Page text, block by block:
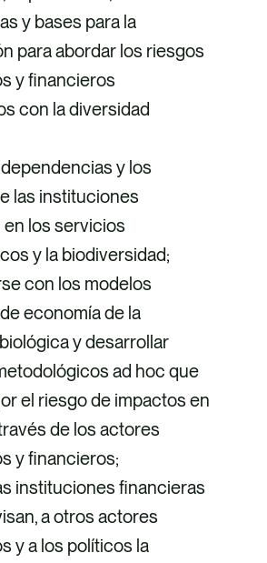
y bases para la
para abordar los riesgos
y financieros
con la diversidad
y los
las instituciones
los servicios
y la biodiversidad;
con los modelos
economía de la
y desarrollar
ad hoc que
el riesgo de impactos en
de los actores
y financieros;
instituciones financieras
a otros actores
y a los políticos la